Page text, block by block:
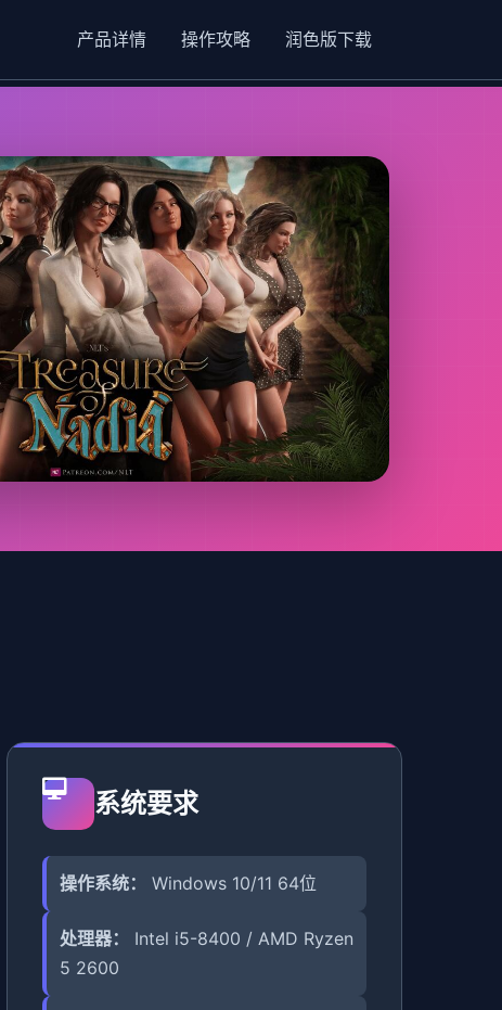
产品详情 操作攻略 润色版下载
系统要求
操作系统： Windows 10/11 64位
处理器：
Intel i5-8400 / AMD Ryzen
5 2600